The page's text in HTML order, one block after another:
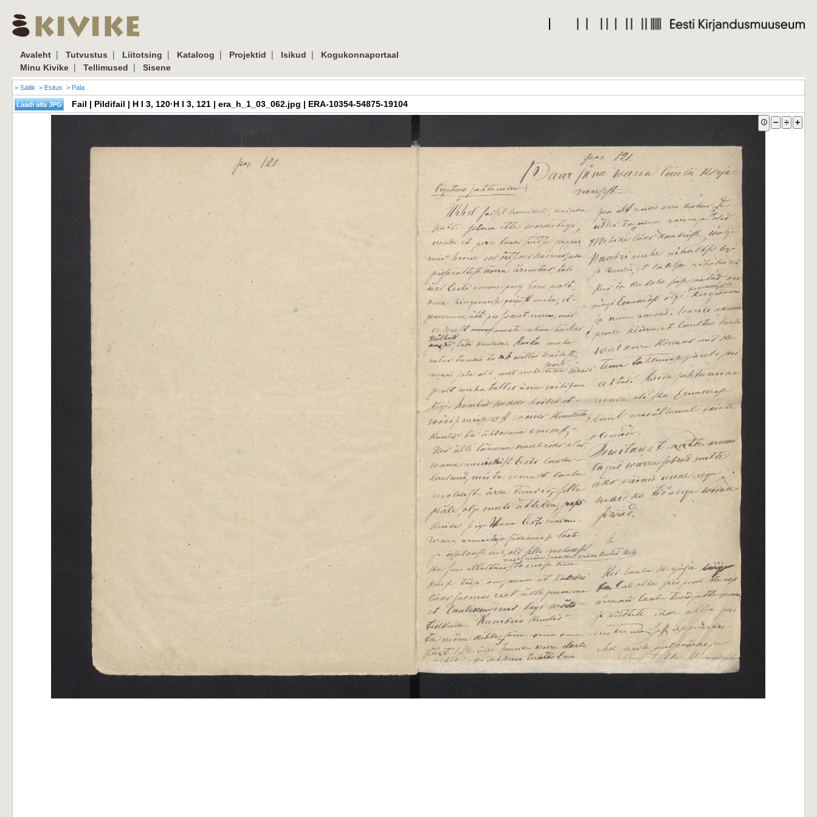
Avaleht | Tutvustus | Liitotsing | Kataloog | Projektid | Isikud |
Kogukonnaportaal
Minu Kivike | Tellimused | Sisene
> Säilik > Esitus > Pala
Fail | Pildifail | H I 3, 120·H I 3, 121 | era_h_1_03_062.jpg | ERA-10354-54875-19104